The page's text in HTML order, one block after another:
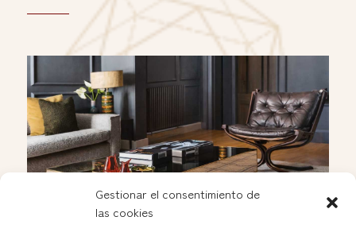
Gestionar el consentimiento de
las cookies